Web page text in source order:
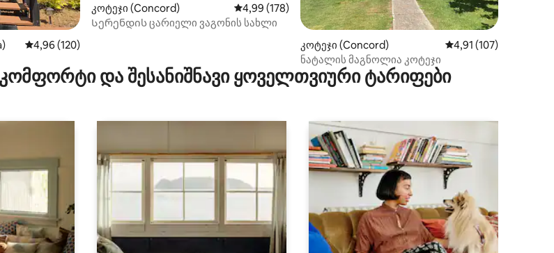
საშუალო შეფასებაა 5‑დან 4,96, 120 მიმოხილვა
4,96 (120)
კოტეჯი (Concord) საშუალო შეფასებაა 5‑დან 4,99, 178 მიმოხილვა
4,99 (178)
Სერენდის ცარიელი ვაგონის სახლი
კოტეჯი (Concord) საშუალო შეფასებაა
4,91 (107)
ნატალის მაგნოლია კოტეჯი
და შესანიშნავი ყოველთვიური ტარიფები